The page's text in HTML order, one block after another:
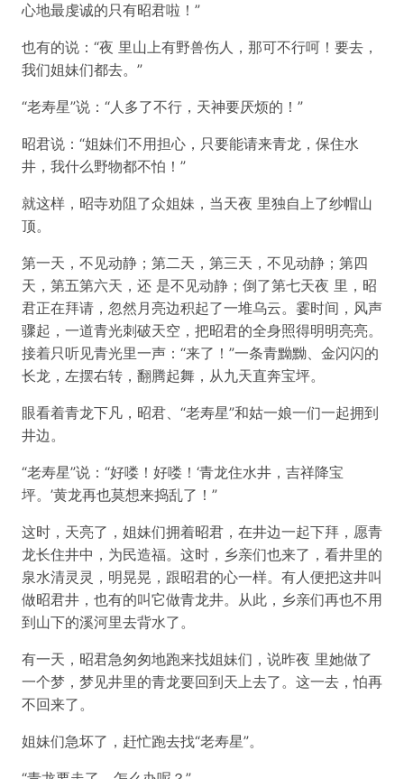
心地最虔诚的只有昭君啦！”
也有的说：“夜 里山上有野兽伤人，那可不行呵！要去，
我们姐妹们都去。”
“老寿星”说：“人多了不行，天神要厌烦的！”
昭君说：“姐妹们不用担心，只要能请来青龙，保住水
井，我什么野物都不怕！”
就这样，昭寺劝阻了众姐妹，当天夜 里独自上了纱帽山
顶。
第一天，不见动静；第二天，第三天，不见动静；第四
天，第五第六天，还 是不见动静；倒了第七天夜 里，昭
君正在拜请，忽然月亮边积起了一堆乌云。霎时间，风声
骤起，一道青光刺破天空，把昭君的全身照得明明亮亮。
接着只听见青光里一声：“来了！”一条青黝黝、金闪闪的
长龙，左摆右转，翻腾起舞，从九天直奔宝坪。
眼看着青龙下凡，昭君、“老寿星”和姑一娘一们一起拥到
井边。
“老寿星”说：“好喽！好喽！‘青龙住水井，吉祥降宝
坪。’黄龙再也莫想来捣乱了！”
这时，天亮了，姐妹们拥着昭君，在井边一起下拜，愿青
龙长住井中，为民造福。这时，乡亲们也来了，看井里的
泉水清灵灵，明晃晃，跟昭君的心一样。有人便把这井叫
做昭君井，也有的叫它做青龙井。从此，乡亲们再也不用
到山下的溪河里去背水了。
有一天，昭君急匆匆地跑来找姐妹们，说昨夜 里她做了
一个梦，梦见井里的青龙要回到天上去了。这一去，怕再
不回来了。
姐妹们急坏了，赶忙跑去找“老寿星”。